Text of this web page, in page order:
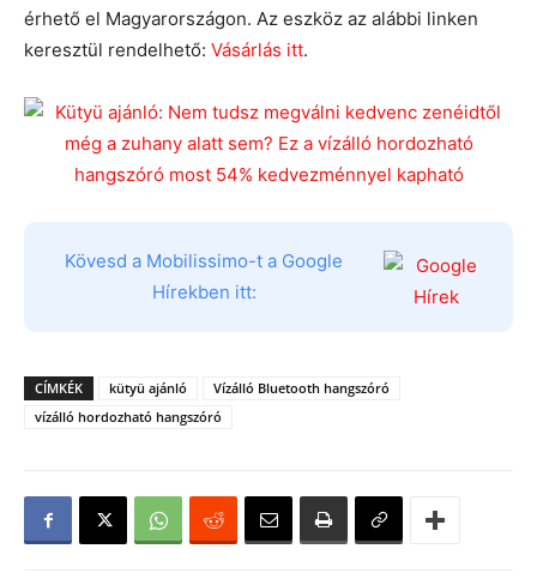
érhető el Magyarországon. Az eszköz az alábbi linken
keresztül rendelhető: Vásárlás itt.
Kövesd a Mobilissimo-t a Google
Hírekben itt:
CÍMKÉK kütyü ajánló
Vízálló Bluetooth hangszóró
vízálló hordozható hangszóró